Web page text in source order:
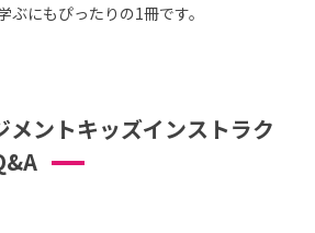
ぶにもぴったりの1冊です。
メントキッズインストラク